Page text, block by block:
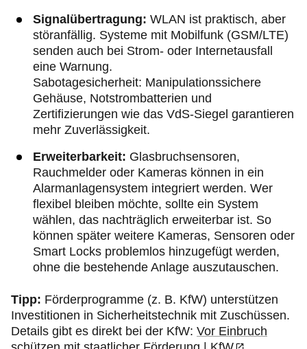
Signalübertragung: WLAN ist praktisch, aber
störanfällig. Systeme mit Mobilfunk (GSM/LTE)
senden auch bei Strom- oder Internetausfall
eine Warnung.
Sabotagesicherheit: Manipulationssichere
Gehäuse, Notstrombatterien und
Zertifizierungen wie das VdS-Siegel garantieren
mehr Zuverlässigkeit.
Erweiterbarkeit: Glasbruchsensoren,
Rauchmelder oder Kameras können in ein
Alarmanlagensystem integriert werden. Wer
flexibel bleiben möchte, sollte ein System
wählen, das nachträglich erweiterbar ist. So
können später weitere Kameras, Sensoren oder
Smart Locks problemlos hinzugefügt werden,
ohne die bestehende Anlage auszutauschen.
Tipp: Förderprogramme (z. B. KfW) unterstützen
Investitionen in Sicherheitstechnik mit Zuschüssen.
Details gibt es direkt bei der KfW: Vor Einbruch